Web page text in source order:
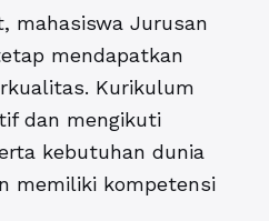
mahasiswa Jurusan
mendapatkan
Kurikulum
dan mengikuti
kebutuhan dunia
memiliki kompetensi